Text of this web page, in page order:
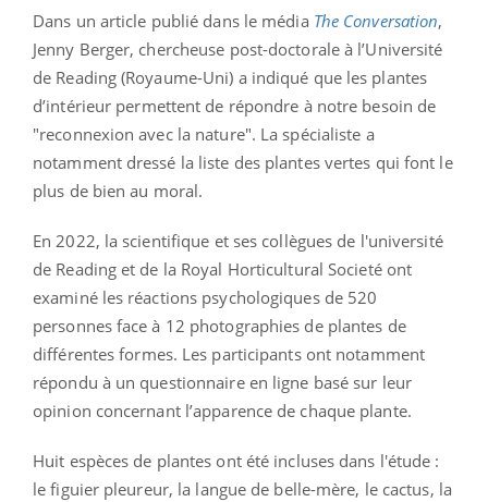
Dans un article publié dans le média The Conversation,
Jenny Berger, chercheuse post-doctorale à l’Université
de Reading (Royaume-Uni) a indiqué que les plantes
d’intérieur permettent de répondre à notre besoin de
"reconnexion avec la nature". La spécialiste a
notamment dressé la liste des plantes vertes qui font le
plus de bien au moral.
En 2022, la scientifique et ses collègues de l'université
de Reading et de la Royal Horticultural Societé ont
examiné les réactions psychologiques de 520
personnes face à 12 photographies de plantes de
différentes formes. Les participants ont notamment
répondu à un questionnaire en ligne basé sur leur
opinion concernant l’apparence de chaque plante.
Huit espèces de plantes ont été incluses dans l'étude :
le figuier pleureur, la langue de belle-mère, le cactus, la